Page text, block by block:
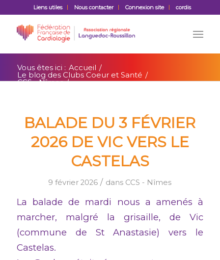
Liens utiles Nous contacter Connexion site cordis
Vous êtes ici : Accueil /
Le blog des Clubs Coeur et Santé /
CCS - Nîmes /
BALADE DU 3 FÉVRIER
2026 DE VIC VERS LE
CASTELAS
9 février 2026 / dans CCS - Nîmes
La balade de mardi nous a amenés à
marcher, malgré la grisaille, de Vic
(commune de St Anastasie) vers le
Castelas.